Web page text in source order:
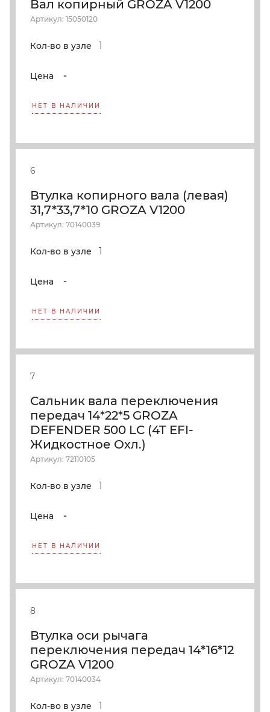
Вал копирный GROZA V1200
Артикул: 15050120
Кол-во в узле 1
Цена -
НЕТ В НАЛИЧИИ
6
Втулка копирного вала (левая)
31,7*33,7*10 GROZA V1200
Артикул: 70140039
Кол-во в узле 1
Цена -
НЕТ В НАЛИЧИИ
7
Сальник вала переключения
передач 14*22*5 GROZA
DEFENDER 500 LC (4T EFI-
Жидкостное Охл.)
Артикул: 72110105
Кол-во в узле 1
Цена -
НЕТ В НАЛИЧИИ
8
Втулка оси рычага
переключения передач 14*16*12
GROZA V1200
Артикул: 70140034
Кол-во в узле 1